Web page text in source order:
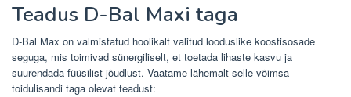
Teadus D-Bal Maxi taga
D-Bal Max on valmistatud hoolikalt valitud looduslike koostisosade
seguga, mis toimivad sünergiliselt, et toetada lihaste kasvu ja
suurendada füüsilist jõudlust. Vaatame lähemalt selle võimsa
toidulisandi taga olevat teadust: